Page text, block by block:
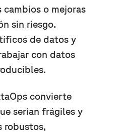
o mejoras
sin riesgo.
de datos y
con datos
convierte
serían frágiles y
robustos,